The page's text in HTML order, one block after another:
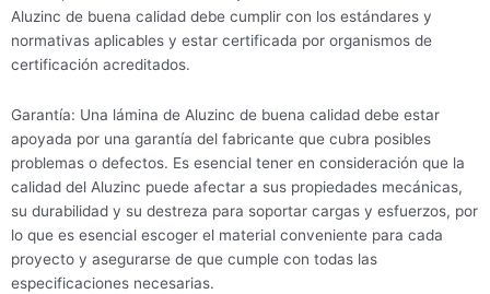
Aluzinc de buena calidad debe cumplir con los estándares y
normativas aplicables y estar certificada por organismos de
certificación acreditados.
Garantía: Una lámina de Aluzinc de buena calidad debe estar
apoyada por una garantía del fabricante que cubra posibles
problemas o defectos. Es esencial tener en consideración que la
calidad del Aluzinc puede afectar a sus propiedades mecánicas,
su durabilidad y su destreza para soportar cargas y esfuerzos, por
lo que es esencial escoger el material conveniente para cada
proyecto y asegurarse de que cumple con todas las
especificaciones necesarias.